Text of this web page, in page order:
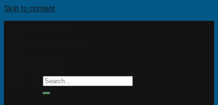
Skip to content